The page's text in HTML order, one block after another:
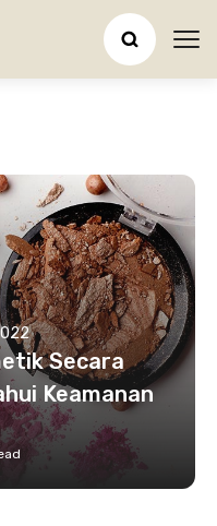
Secara
Keamanan